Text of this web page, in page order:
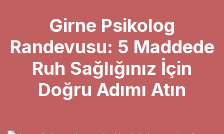
Girne Psikolog
Randevusu: 5 Maddede
Ruh Sağlığınız İçin
Doğru Adımı Atın